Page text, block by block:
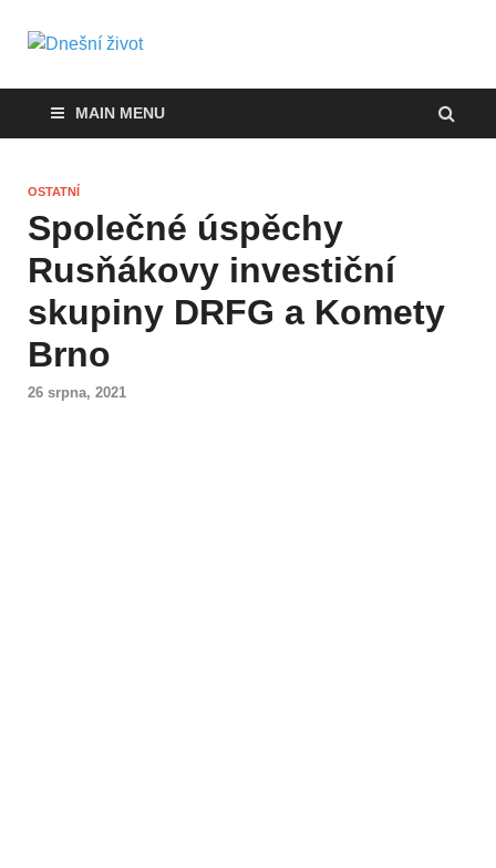
Dnešní život
současnosti
MAIN MENU
OSTATNÍ
Společné úspěchy
Rusňákovy investiční
skupiny DRFG a Komety
Brno
26 srpna, 2021